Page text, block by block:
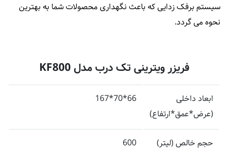
سیستم برفک زدایی که باعث نگهداری محصولات شما به بهترین
نحوه می گردد.
فریزر ویترینی تک درب مدل KF800
ابعاد داخلی
(عرض*عمق*ارتفاع)
66*70*167
حجم خالص (لیتر) 600